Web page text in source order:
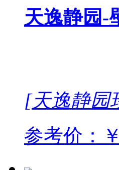
天逸静园-
[天逸静园
参考价：